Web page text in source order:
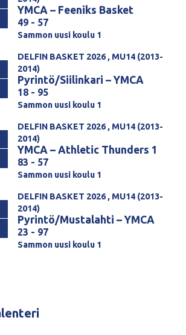
YMCA – Feeniks Basket
49 - 57
Sammon uusi koulu 1
DELFIN BASKET 2026 , MU14 (2013-
2014)
Pyrintö/Siilinkari –YMCA
18 - 95
Sammon uusi koulu 1
DELFIN BASKET 2026 , MU14 (2013-
2014)
YMCA – Athletic Thunders 1
83 - 57
Sammon uusi koulu 1
DELFIN BASKET 2026 , MU14 (2013-
2014)
Pyrintö/Mustalahti –YMCA
23 - 97
Sammon uusi koulu 1